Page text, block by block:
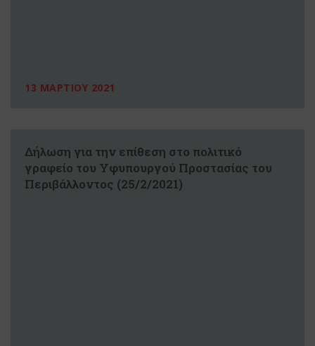
13 ΜΑΡΤΙΟΥ 2021
Δήλωση για την επίθεση στο πολιτικό
γραφείο του Υφυπουργού Προστασίας του
Περιβάλλοντος (25/2/2021)